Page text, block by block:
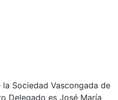
Sociedad Vascongada de
Delegado es José María